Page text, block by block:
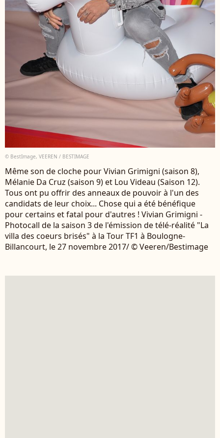
© BestImage, VEEREN / BESTIMAGE
Même son de cloche pour Vivian Grimigni (saison 8),
Mélanie Da Cruz (saison 9) et Lou Videau (Saison 12).
Tous ont pu offrir des anneaux de pouvoir à l'un des
candidats de leur choix... Chose qui a été bénéfique
pour certains et fatal pour d'autres ! Vivian Grimigni -
Photocall de la saison 3 de l'émission de télé-réalité "La
villa des coeurs brisés" à la Tour TF1 à Boulogne-
Billancourt, le 27 novembre 2017/ © Veeren/Bestimage